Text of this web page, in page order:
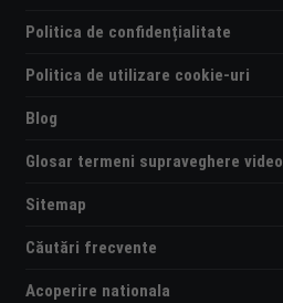
Politica de confidențialitate
Politica de utilizare cookie-uri
Blog
Glosar termeni supraveghere video
Sitemap
Căutări frecvente
Acoperire nationala